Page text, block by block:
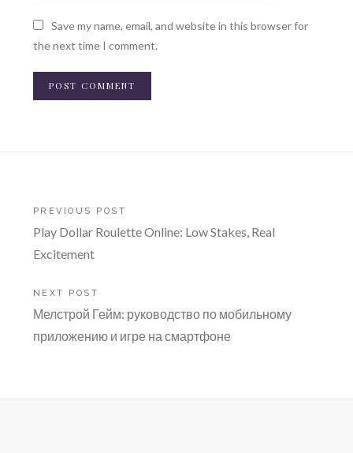
Save my name, email, and website in this browser for
the next time I comment.
Post
navigation
PREVIOUS POST
Play Dollar Roulette Online: Low Stakes, Real
Excitement
NEXT POST
Мелстрой Гейм: руководство по мобильному
приложению и игре на смартфоне